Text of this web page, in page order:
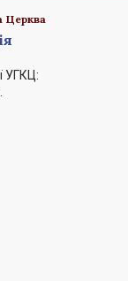
Церква
УГКЦ: